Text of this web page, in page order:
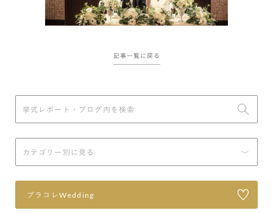
記事一覧に戻る
プラコレWedding